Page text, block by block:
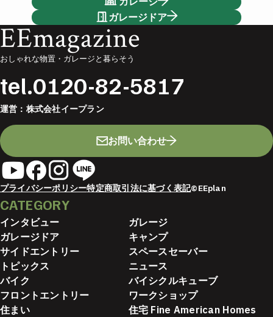
ガレージドア
EEmagazine
おしゃれな物置・ガレージと暮らそう
tel.0120-82-5817
運営： 株式会社イープラン
お問い合わせ
プライバシーポリシー特定商取引法に基づく表記©EEplan
CATEGORY
インタビュー
ガレージ
ガレージドア
キャンプ
サイドエントリー
スペースセーバー
トピックス
ニュース
バイク
バイシクルキューブ
フロントエントリー
ワークショップ
住まい
住宅 Fine American Homes